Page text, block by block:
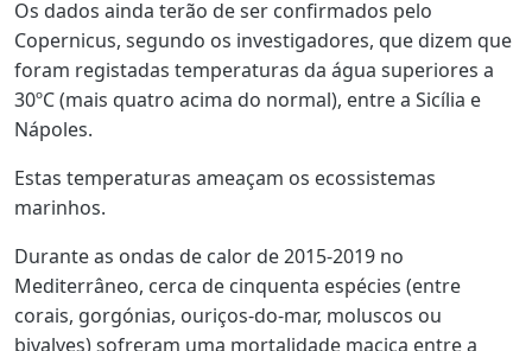
Os dados ainda terão de ser confirmados pelo
Copernicus, segundo os investigadores, que dizem que
foram registadas temperaturas da água superiores a
30ºC (mais quatro acima do normal), entre a Sicília e
Nápoles.
Estas temperaturas ameaçam os ecossistemas
marinhos.
Durante as ondas de calor de 2015-2019 no
Mediterrâneo, cerca de cinquenta espécies (entre
corais, gorgónias, ouriços-do-mar, moluscos ou
bivalves) sofreram uma mortalidade maciça entre a